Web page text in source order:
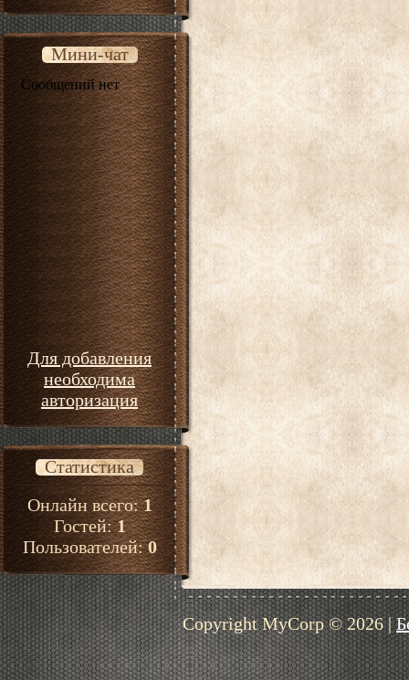
Мини-чат
Для добавления
необходима
авторизация
Статистика
Онлайн всего:1
Гостей:1
Пользователей:0
Copyright MyCorp © 2026|